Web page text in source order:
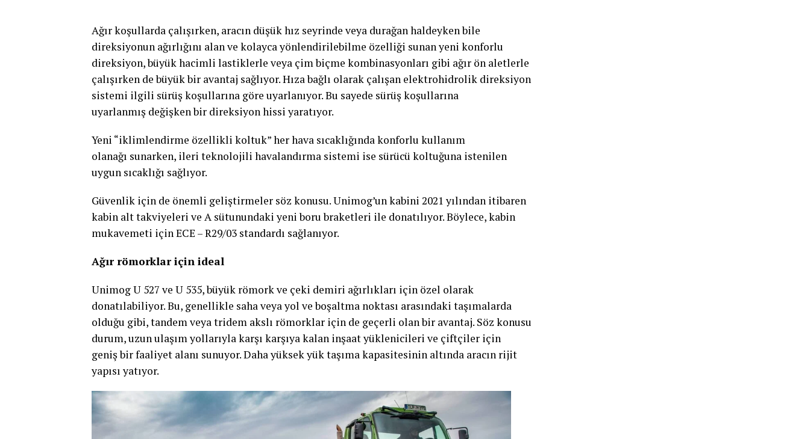
Ağır koşullarda çalışırken, aracın düşük hız seyrinde veya durağan haldeyken bile
direksiyonun ağırlığını alan ve kolayca yönlendirilebilme özelliği sunan yeni konforlu
direksiyon, büyük hacimli lastiklerle veya çim biçme kombinasyonları gibi ağır ön aletlerle
çalışırken de büyük bir avantaj sağlıyor. Hıza bağlı olarak çalışan elektrohidrolik direksiyon
sistemi ilgili sürüş koşullarına göre uyarlanıyor. Bu sayede sürüş koşullarına
uyarlanmış değişken bir direksiyon hissi yaratıyor.
Yeni “iklimlendirme özellikli koltuk” her hava sıcaklığında konforlu kullanım
olanağı sunarken, ileri teknolojili havalandırma sistemi ise sürücü koltuğuna istenilen
uygun sıcaklığı sağlıyor.
Güvenlik için de önemli geliştirmeler söz konusu. Unimog’un kabini 2021 yılından itibaren
kabin alt takviyeleri ve A sütunundaki yeni boru braketleri ile donatılıyor. Böylece, kabin
mukavemeti için ECE – R29/03 standardı sağlanıyor.
Ağır römorklar için ideal
Unimog U 527 ve U 535, büyük römork ve çeki demiri ağırlıkları için özel olarak
donatılabiliyor. Bu, genellikle saha veya yol ve boşaltma noktası arasındaki taşımalarda
olduğu gibi, tandem veya tridem akslı römorklar için de geçerli olan bir avantaj. Söz konusu
durum, uzun ulaşım yollarıyla karşı karşıya kalan inşaat yüklenicileri ve çiftçiler için
geniş bir faaliyet alanı sunuyor. Daha yüksek yük taşıma kapasitesinin altında aracın rijit
yapısı yatıyor.